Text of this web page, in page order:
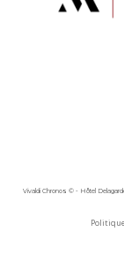
Vivaldi Chronos © - Hôtel